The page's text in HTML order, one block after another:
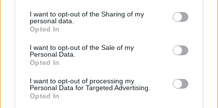
I want to opt-out of the Sharing of my
personal data.
Opted In
I want to opt-out of the Sale of my
Personal Data.
Opted In
I want to opt-out of processing my
Personal Data for Targeted Advertising.
Opted In
THYSSENKRUPP MARINE SYSTEMS
TYPE 212CD